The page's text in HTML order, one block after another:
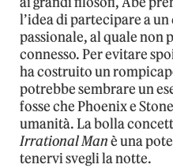
l’idea di partecipare a
passionale, al quale non
connesso. Per evitare
ha costruito un
potrebbe sembrare un
fosse che Phoenix e
umanità. La bolla
Irrational Manè una
tenervi svegli la notte.